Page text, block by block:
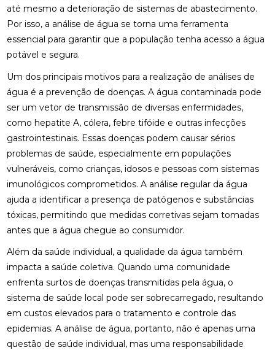
até mesmo a deterioração de sistemas de abastecimento.
Por isso, a análise de água se torna uma ferramenta
essencial para garantir que a população tenha acesso a água
potável e segura.
Um dos principais motivos para a realização de análises de
água é a prevenção de doenças. A água contaminada pode
ser um vetor de transmissão de diversas enfermidades,
como hepatite A, cólera, febre tifóide e outras infecções
gastrointestinais. Essas doenças podem causar sérios
problemas de saúde, especialmente em populações
vulneráveis, como crianças, idosos e pessoas com sistemas
imunológicos comprometidos. A análise regular da água
ajuda a identificar a presença de patógenos e substâncias
tóxicas, permitindo que medidas corretivas sejam tomadas
antes que a água chegue ao consumidor.
Além da saúde individual, a qualidade da água também
impacta a saúde coletiva. Quando uma comunidade
enfrenta surtos de doenças transmitidas pela água, o
sistema de saúde local pode ser sobrecarregado, resultando
em custos elevados para o tratamento e controle das
epidemias. A análise de água, portanto, não é apenas uma
questão de saúde individual, mas uma responsabilidade